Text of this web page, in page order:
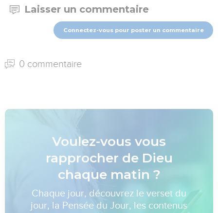
Laisser un commentaire
Connectez-vous pour poster un commentaire
0 commentaire
Voulez-vous vous
rapprocher de Dieu
chaque matin ?
Chaque jour, découvrez le verset du
jour, la Pensée du Jour, les contenus